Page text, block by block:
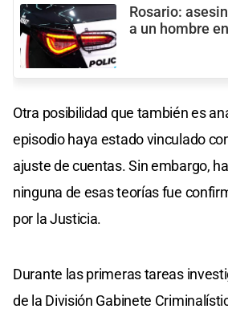
Rosario:
a un hombre
Otra posibilidad que también es
episodio haya estado vinculado
ajuste de cuentas. Sin embargo,
ninguna de esas teorías fue
por la Justicia.
Durante las primeras tareas
de la División Gabinete